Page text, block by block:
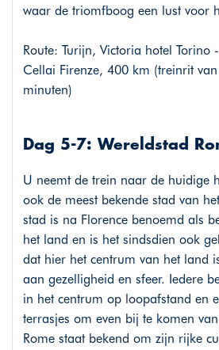
waar de triomfboog een lust voor
Route: Turijn, Victoria hotel Torino
Cellai Firenze, 400 km (treinrit
minuten)
Dag 5-7: Wereldstad
U neemt de trein naar de huidige
ook de meest bekende stad van
stad is na Florence benoemd als
het land en is het sindsdien ook
dat hier het centrum van het land
aan gezelligheid en sfeer. Iedere
in het centrum op loopafstand en
terrasjes om even bij te komen
Rome staat bekend om zijn rijke